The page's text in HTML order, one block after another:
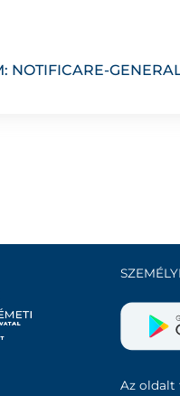
NOTIFICARE-
Az oldalt